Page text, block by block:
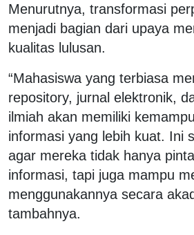
Menurutnya, transformasi
menjadi bagian dari upaya
kualitas lulusan.
“Mahasiswa yang terbiasa
repository, jurnal elektronik,
ilmiah akan memiliki
informasi yang lebih kuat. Ini
agar mereka tidak hanya
informasi, tapi juga mampu
menggunakannya secara
tambahnya.